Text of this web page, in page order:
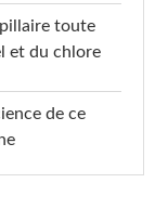
toute
et du chlore
de ce